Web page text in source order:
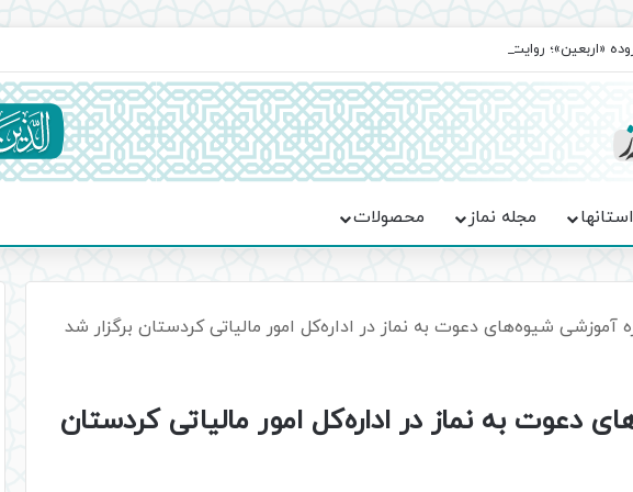
«اربعین»؛ روایت حماسه، استقامت و تمدن‌سازی امت اسلامی
استانها مجله نماز محصولات
آموزشی شیوه‌های دعوت به نماز در اداره‌کل امور مالیاتی کردستان برگزار شد
دعوت به نماز در اداره‌کل امور مالیاتی کردستان